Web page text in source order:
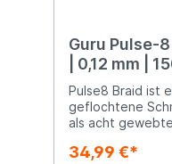
Guru Pulse-
| 0,12 mm |
Pulse8 Braid ist
geflochtene
als acht
dieses Geflecht
34,99 €*